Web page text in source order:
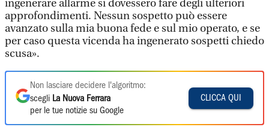
ingenerare allarme si dovessero fare degli ulteriori
approfondimenti. Nessun sospetto può essere
avanzato sulla mia buona fede e sul mio operato, e se
per caso questa vicenda ha ingenerato sospetti chiedo
scusa».
Non lasciare decidere l'algoritmo:
scegli La Nuova Ferrara
per le tue notizie su Google
CLICCA QUI